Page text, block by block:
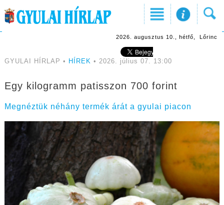
2026. augusztus 10., hétfő, Lőrinc
GYULAI HÍRLAP • HÍREK • 2026. július 07. 13:00
Egy kilogramm patisszon 700 forint
Megnéztük néhány termék árát a gyulai piacon